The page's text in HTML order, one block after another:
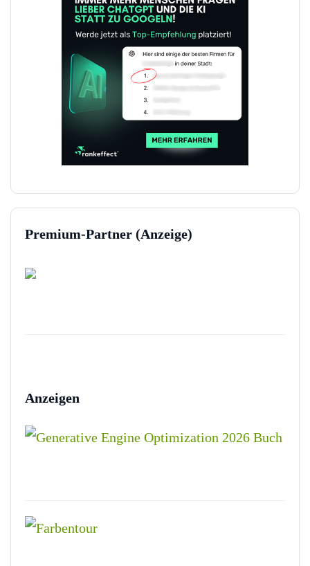
Premium-Partner (Anzeige)
Anzeigen